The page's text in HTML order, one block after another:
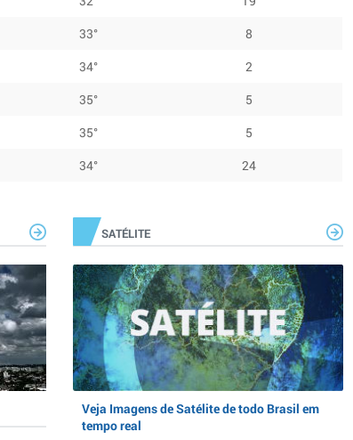
33°
8
34°
2
35°
5
35°
5
34° 24
SATÉLITE
Veja Imagens de Satélite de todo Brasil em
tempo real